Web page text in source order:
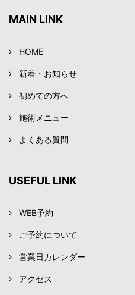
MAIN LINK
HOME
新着・お知らせ
初めての方へ
施術メニュー
よくある質問
USEFUL LINK
WEB予約
ご予約について
営業日カレンダー
アクセス